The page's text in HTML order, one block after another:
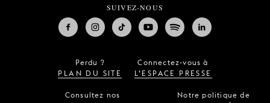
SUIVEZ-NOUS
Perdu ?
PLAN DU SITE
Connectez-vous à
L’ESPACE PRESSE
Consultez nos
Notre politique de